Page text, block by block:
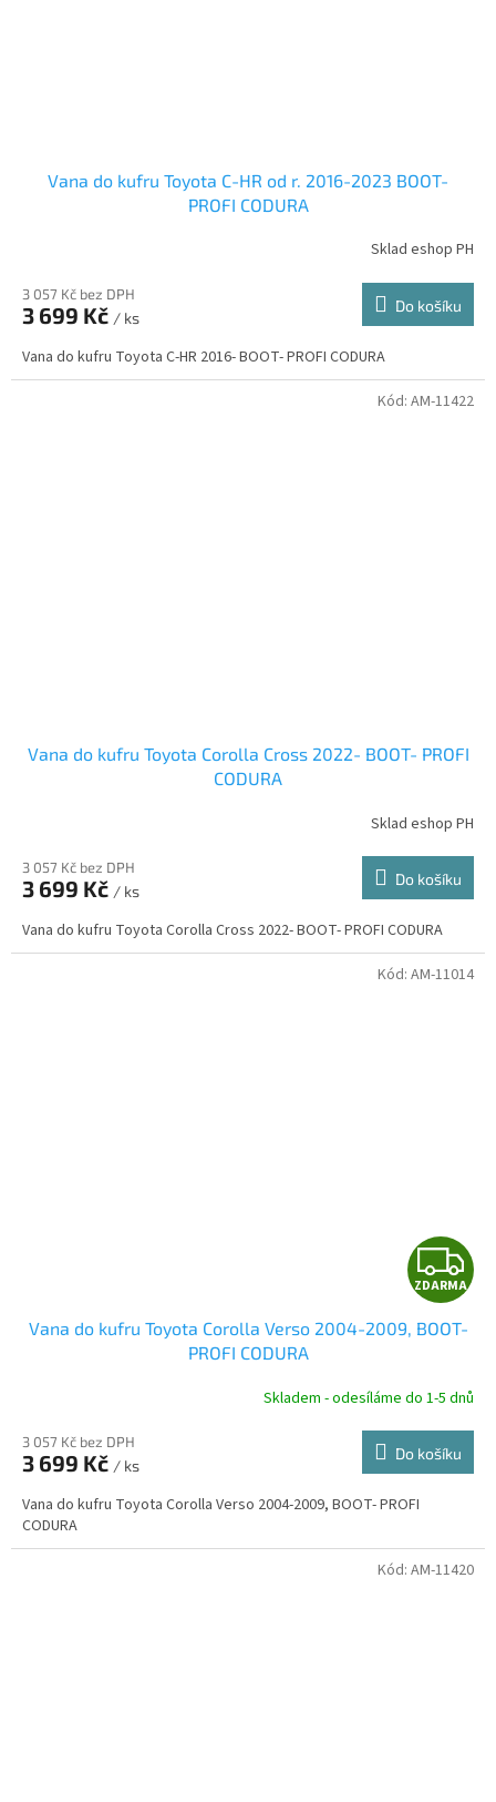
Vana do kufru Toyota C-HR od r. 2016-2023 BOOT-
PROFI CODURA
Sklad eshop PH
3 057 Kč bez DPH
3 699 Kč / ks
Do košíku
Vana do kufru Toyota C-HR 2016- BOOT- PROFI CODURA
Vana do kufru Toyota Corolla Cross 2022- BOOT- PROFI
CODURA
Sklad eshop PH
3 057 Kč bez DPH
3 699 Kč / ks
Do košíku
Vana do kufru Toyota Corolla Cross 2022- BOOT- PROFI CODURA
Kód: AM-11422
Z
D
R
ZDARMA
Vana do kufru Toyota Corolla Verso 2004-2009, BOOT-
PROFI CODURA
Skladem - odesíláme do 1-5 dnů
3 057 Kč bez DPH
3 699 Kč / ks
Do košíku
Vana do kufru Toyota Corolla Verso 2004-2009, BOOT- PROFI
CODURA
Kód: AM-11014
Kód: AM-11420